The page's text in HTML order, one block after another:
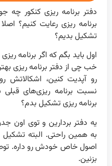
دفتر برنامه ریزی کنکور چه
برنامه ریزی رعایت کنیم؟
تشکیل بدیم؟
اول باید بگم که اگر برنامه
خب چی از دفتر برنامه ریزی
رو آپدیت کنین، اشکالاتش
نسبت برنامه ریزی‌های
برنامه ریزی تشکیل بدم؟
یه دفتر بردارین و توی اون
به همین راحتی. البته
اصول خاص خودش رو داره.
بزنین.